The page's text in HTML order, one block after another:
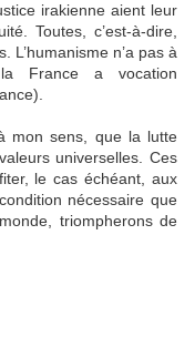
irakienne aient leur
Toutes, c’est-à-dire,
L’humanisme n’a pas à
la France a vocation
mon sens, que la lutte
universelles. Ces
le cas échéant, aux
nécessaire que
triompherons de